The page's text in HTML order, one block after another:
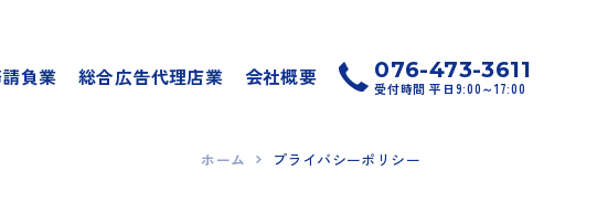
負業 総合広告代理店業 会社概要 076-473-3611
受付時間 平日9:00～17:00
ホーム プライバシーポリシー